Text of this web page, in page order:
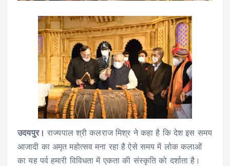
उदयपुर।राज्यपाल श्री कलराज मिश्र ने कहा है कि देश इस समय
आजादी का अमृत महोत्सव मना रहा है ऐसे समय में लोक कलाओं
का यह पर्व हमारी विविधता में एकता की संस्कृति को दर्शाता है।